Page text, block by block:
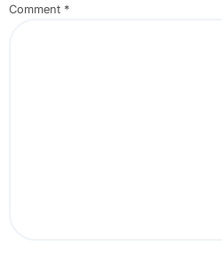
Comment *